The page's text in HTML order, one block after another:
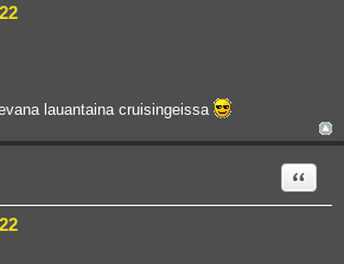
lauantaina cruisingeissa
Quote